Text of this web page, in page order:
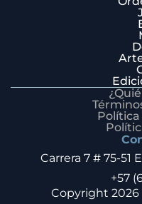
Carrera 7 # 75-51
+57
Copyright 2026